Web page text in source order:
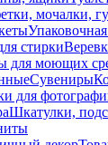
мочалки,
Упаковочная
стирки
для моющих
Сувениры
для
Шкатулки,